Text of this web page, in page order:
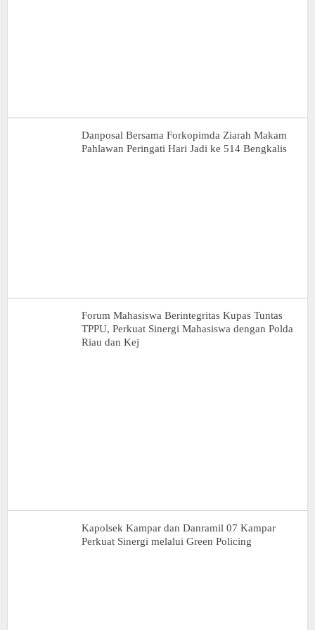
Danposal Bersama Forkopimda Ziarah Makam
Pahlawan Peringati Hari Jadi ke 514 Bengkalis
Forum Mahasiswa Berintegritas Kupas Tuntas
TPPU, Perkuat Sinergi Mahasiswa dengan Polda
Riau dan Kej
Kapolsek Kampar dan Danramil 07 Kampar
Perkuat Sinergi melalui Green Policing